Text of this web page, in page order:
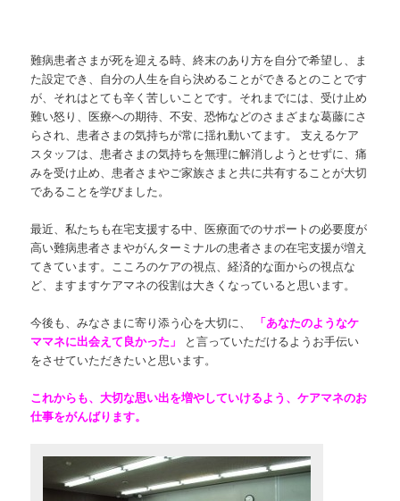
難病患者さまが死を迎える時、終末のあり方を自分で希望し、ま
た設定でき、自分の人生を自ら決めることができるとのことです
が、それはとても辛く苦しいことです。それまでには、受け止め
難い怒り 、医療への期待 、不安 、恐怖などのさまざまな葛藤にさ
らされ、患者さまの気持ちが常に揺れ動いてます。 支えるケア
スタッフは、患者さまの気持ちを無理に解消しようとせずに、痛
みを受け止め、患者さまやご家族さまと共に共有することが大切
であることを学びました。
最近、私たちも在宅支援する中、医療面でのサポートの必要度が
高い難病患者さまやがんターミナルの患者さまの在宅支援が増え
てきています。こころのケアの視点、経済的な面からの視点な
ど、ますますケアマネの役割は大きくなっていると思います。
今後も、みなさまに寄り添う心を大切に、
「あなたのようなケ
ママネに出会えて良かった」
と言っていただけるようお手伝い
をさせていただきたいと思います。
これからも、大切な思い出を増やしていけるよう、ケアマネのお
仕事をがんばります。